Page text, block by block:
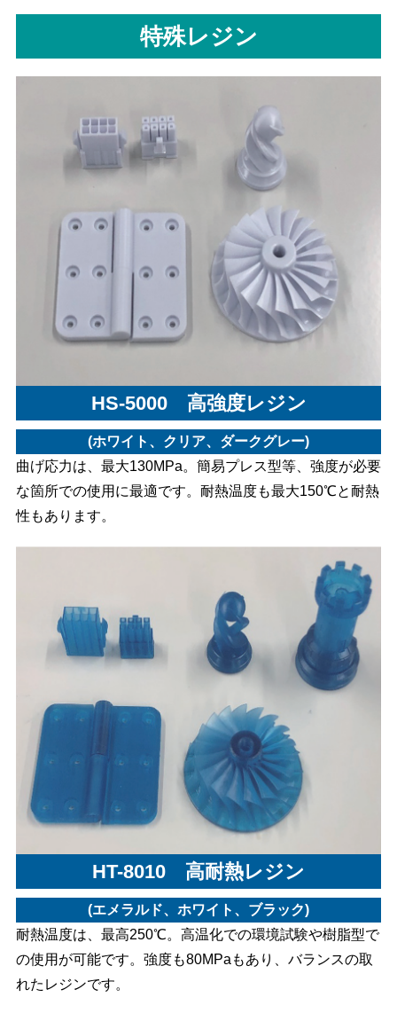
特殊レジン
HS-5000 高強度レジン
(ホワイト、クリア、ダークグレー)
曲げ応力は、最大130MPa。簡易プレス型等、強度が必要
な箇所での使用に最適です。耐熱温度も最大150℃と耐熱
性もあります。
HT-8010 高耐熱レジン
(エメラルド、ホワイト、ブラック)
耐熱温度は、最高250℃。高温化での環境試験や樹脂型で
の使用が可能です。強度も80MPaもあり、バランスの取
れたレジンです。